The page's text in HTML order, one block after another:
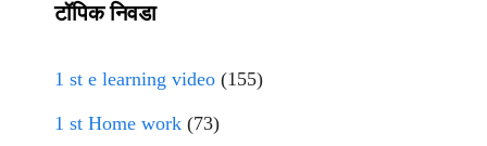
टॉपिक निवडा
1 st e learning video (155)
1 st Home work (73)